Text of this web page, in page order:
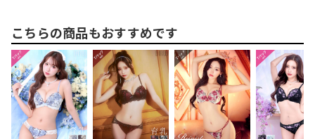
こちらの商品もおすすめです